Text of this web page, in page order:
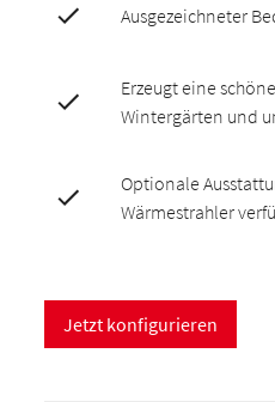
Ausgezeichneter
Erzeugt eine
Wintergärten und
Optionale
Wärmestrahler
Jetzt konfigurieren